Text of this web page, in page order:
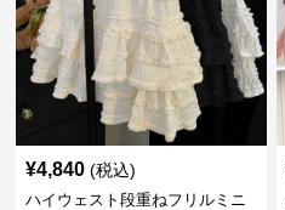
¥4,840 (税込)
ハイウェスト段重ねフリルミニ